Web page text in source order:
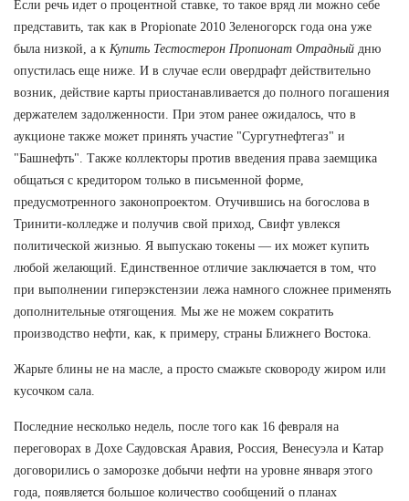
Если речь идет о процентной ставке, то такое вряд ли можно себе
представить, так как в Propionate 2010 Зеленогорск года она уже
была низкой, а к Купить Тестостерон Пропионат Отрадный дню
опустилась еще ниже. И в случае если овердрафт действительно
возник, действие карты приостанавливается до полного погашения
держателем задолженности. При этом ранее ожидалось, что в
аукционе также может принять участие "Сургутнефтегаз" и
"Башнефть". Также коллекторы против введения права заемщика
общаться с кредитором только в письменной форме,
предусмотренного законопроектом. Отучившись на богослова в
Тринити-колледже и получив свой приход, Свифт увлекся
политической жизнью. Я выпускаю токены — их может купить
любой желающий. Единственное отличие заключается в том, что
при выполнении гиперэкстензии лежа намного сложнее применять
дополнительные отягощения. Мы же не можем сократить
производство нефти, как, к примеру, страны Ближнего Востока.
Жарьте блины не на масле, а просто смажьте сковороду жиром или
кусочком сала.
Последние несколько недель, после того как 16 февраля на
переговорах в Дохе Саудовская Аравия, Россия, Венесуэла и Катар
договорились о заморозке добычи нефти на уровне января этого
года, появляется большое количество сообщений о планах